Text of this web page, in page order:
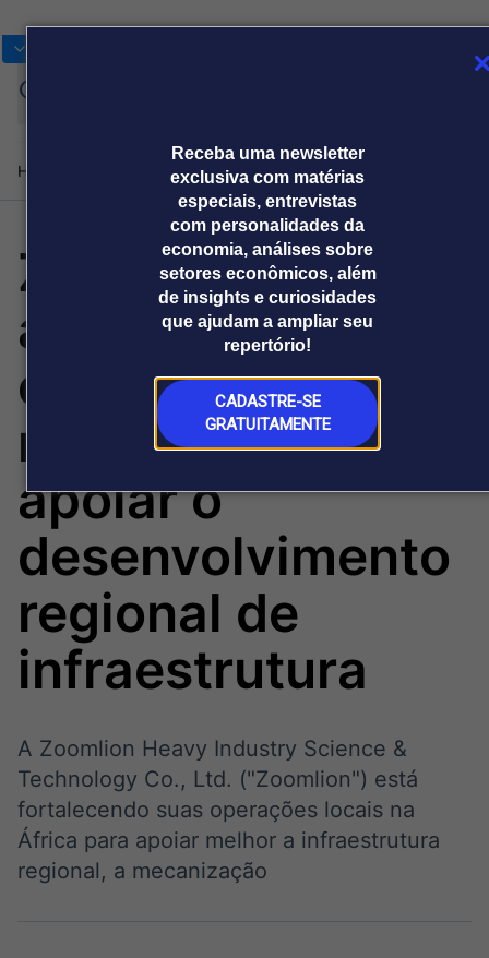
Receba uma newsletter
exclusiva com matérias
especiais, entrevistas
com personalidades da
economia, análises sobre
setores econômicos, além
de insights e curiosidades
que ajudam a ampliar seu
repertório!
CADASTRE-SE
GRATUITAMENTE
Home Produtos e soluçõesNotíciasBlog WeekendInstitucional
Plataformas
Broadcast
Broadcast+
O mercado
financeiro em
tempo real
Tudo sobre o
agronegócio
Broadcast
Os bastidores da
política em tempo
Broadcast
O setor de
energia elétrica
Broadcast
White Label
personalizados
Soluções de Dados
e Conteúdos
Broadcast
OTC
Plataforma para
Datafeed
Releases Broadcast
Prêmio Broadcast
Prêmio Broadcast
Empresas
Releases
Zoomlion
aprofunda
operações locais
na África para
apoiar o
desenvolvimento
regional de
infraestrutura
A Zoomlion Heavy Industry Science &
Technology Co., Ltd. ("Zoomlion") está
fortalecendo suas operações locais na
África para apoiar melhor a infraestrutura
regional, a mecanização